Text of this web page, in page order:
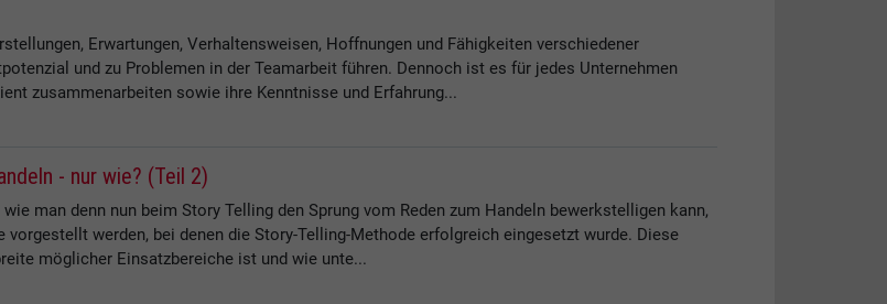
Erwartungen, Verhaltensweisen, Hoffnungen und Fähigkeiten verschiedener
und zu Problemen in der Teamarbeit führen. Dennoch ist es für jedes Unternehmen
zusammenarbeiten sowie ihre Kenntnisse und Erfahrung...
- nur wie? (Teil 2)
man denn nun beim Story Telling den Sprung vom Reden zum Handeln bewerkstelligen kann,
werden, bei denen die Story-Telling-Methode erfolgreich eingesetzt wurde. Diese
möglicher Einsatzbereiche ist und wie unte...